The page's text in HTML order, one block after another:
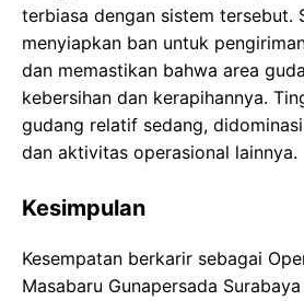
terbiasa dengan sistem tersebut.
menyiapkan ban untuk
dan memastikan bahwa area
kebersihan dan kerapihannya.
gudang relatif sedang,
dan aktivitas operasional lainnya.
Kesimpulan
Kesempatan berkarir sebagai
Masabaru Gunapersada